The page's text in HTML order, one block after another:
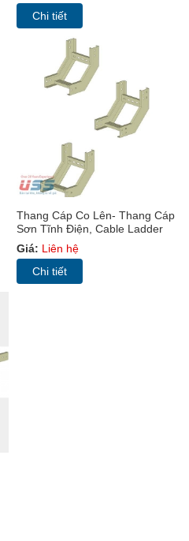
Chi tiết
Thang Cáp Co Lên- Thang Cáp
Sơn Tĩnh Điện, Cable Ladder
(TC)
Giá: Liên hệ
Chi tiết